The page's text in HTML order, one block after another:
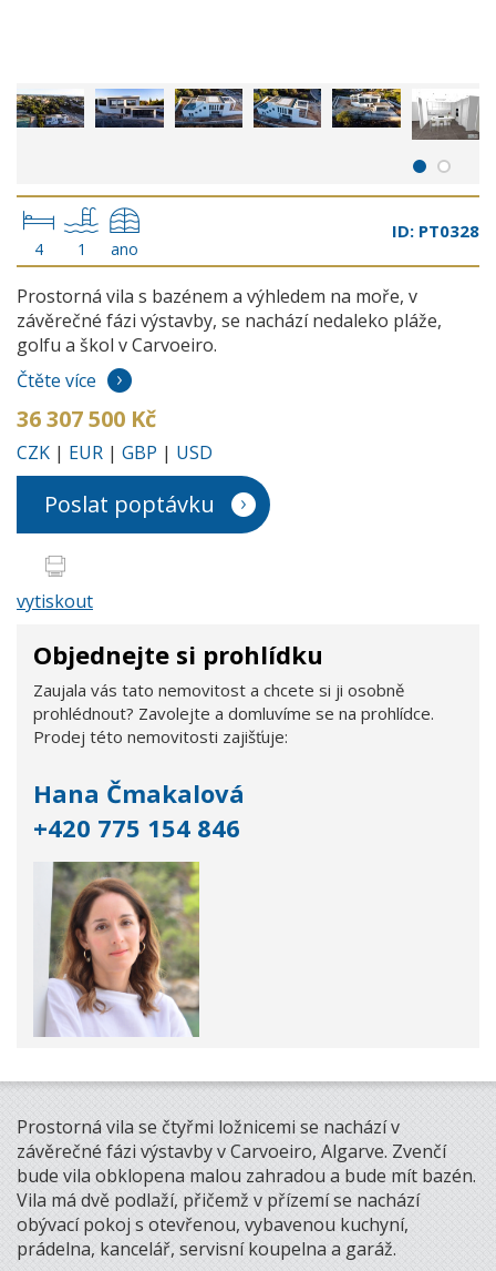
4 1 ano
ID: PT0328
Prostorná vila s bazénem a výhledem na moře, v
závěrečné fázi výstavby, se nachází nedaleko pláže,
golfu a škol v Carvoeiro.
Čtěte více
36 307 500 Kč
CZK | EUR | GBP | USD
Poslat poptávku
vytiskout
Objednejte si prohlídku
Zaujala vás tato nemovitost a chcete si ji osobně
prohlédnout? Zavolejte a domluvíme se na prohlídce.
Prodej této nemovitosti zajišťuje:
Hana Čmakalová
+420 775 154 846
Prostorná vila se čtyřmi ložnicemi se nachází v
závěrečné fázi výstavby v Carvoeiro, Algarve. Zvenčí
bude vila obklopena malou zahradou a bude mít bazén.
Vila má dvě podlaží, přičemž v přízemí se nachází
obývací pokoj s otevřenou, vybavenou kuchyní,
prádelna, kancelář, servisní koupelna a garáž.